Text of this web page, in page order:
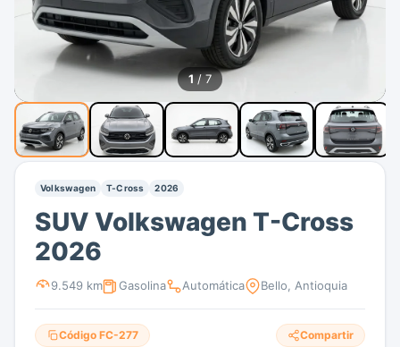
1/ 7
Volkswagen T-Cross 2026
SUV Volkswagen T-Cross
2026
9.549 km Gasolina Automática Bello, Antioquia
Código FC-277 Compartir